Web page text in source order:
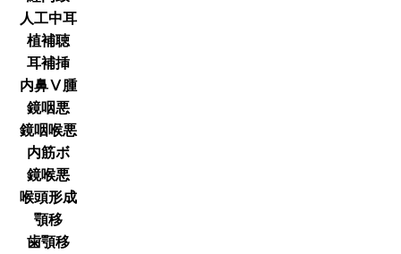
人工中耳
植補聴
耳補挿
内鼻Ⅴ腫
鏡咽悪
鏡咽喉悪
内筋ボ
鏡喉悪
喉頭形成
顎移
歯顎移